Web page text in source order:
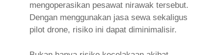
mengoperasikan pesawat nirawak tersebut.
Dengan menggunakan jasa sewa sekaligus
pilot drone, risiko ini dapat diminimalisir.